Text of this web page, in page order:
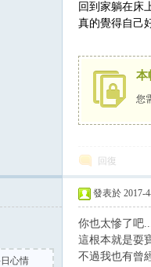
回到家躺在床
真的覺得自己
本
您
回復
心情
發表於 2017-
你也太慘了吧
這根本就是耍
不過我也有曾